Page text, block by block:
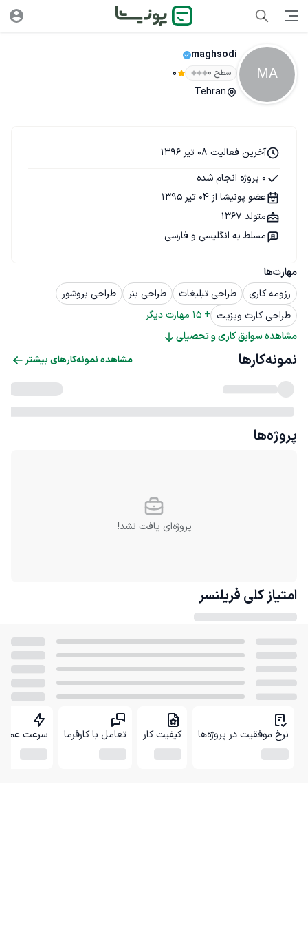
MA
maghsodi
سطح ۰ 0
Tehran
مهارت‌ها
رزومه کاری
طراحی تبلیغات طراحی بنر
طراحی بروشور
طراحی کارت ویزیت +
15 مهارت دیگر
مشاهده سوابق کاری و تحصیلی
آخرین فعالیت 08 تیر 1396
0 پروژه انجام شده
عضو پونیشا از 04 تیر 1395
متولد 1367
مسلط به انگلیسی و فارسی
نمونه‌کارها مشاهده نمونه‌کارهای بیشتر
پروژه‌ها
پروژه‌ای یافت نشد!
امتیاز کلی فریلنسر
نرخ موفقیت در پروژه‌ها کیفیت کار تعامل با کارفرما سرعت عمل